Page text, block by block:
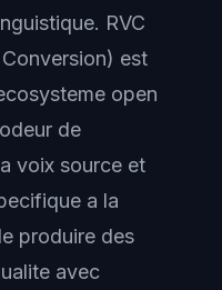
RVC
est
open
de
voix source et
a la
produire des
avec